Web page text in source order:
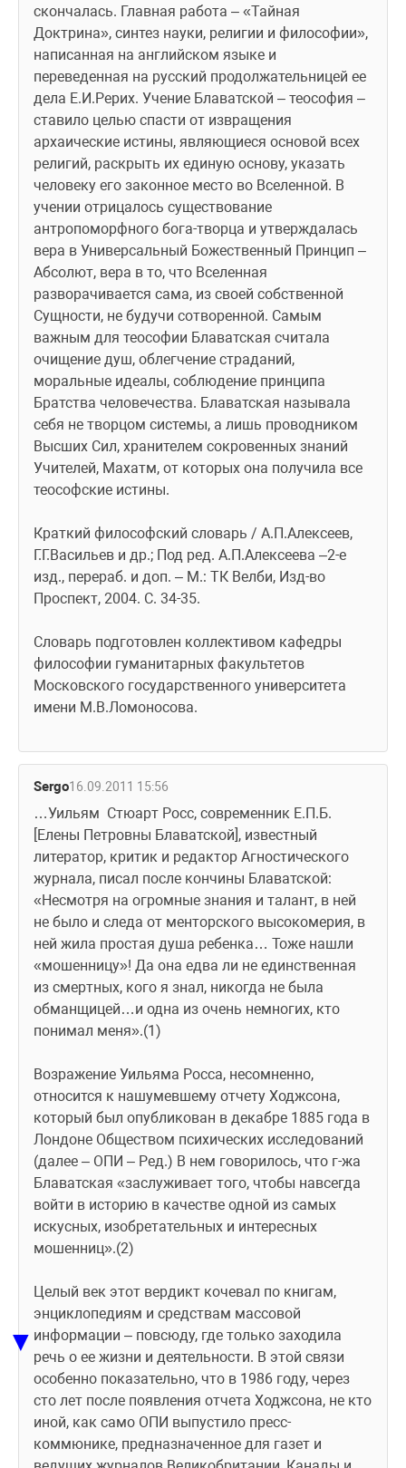
скончалась. Главная работа – «Тайная
Доктрина», синтез науки, религии и философии»,
написанная на английском языке и
переведенная на русский продолжательницей ее
дела Е.И.Рерих. Учение Блаватской – теософия –
ставило целью спасти от извращения
архаические истины, являющиеся основой всех
религий, раскрыть их единую основу, указать
человеку его законное место во Вселенной. В
учении отрицалось существование
антропоморфного бога-творца и утверждалась
вера в Универсальный Божественный Принцип –
Абсолют, вера в то, что Вселенная
разворачивается сама, из своей собственной
Сущности, не будучи сотворенной. Самым
важным для теософии Блаватская считала
очищение душ, облегчение страданий,
моральные идеалы, соблюдение принципа
Братства человечества. Блаватская называла
себя не творцом системы, а лишь проводником
Высших Сил, хранителем сокровенных знаний
Учителей, Махатм, от которых она получила все
теософские истины.
Краткий философский словарь / А.П.Алексеев,
Г.Г.Васильев и др.; Под ред. А.П.Алексеева –2-е
изд., перераб. и доп. – М.: ТК Велби, Изд-во
Проспект, 2004. С. 34-35.
Словарь подготовлен коллективом кафедры
философии гуманитарных факультетов
Московского государственного университета
имени М.В.Ломоносова.
Sergo16.09.2011 15:56
…Уильям  Стюарт Росс, современник Е.П.Б.
[Елены Петровны Блаватской], известный
литератор, критик и редактор Агностического
журнала, писал после кончины Блаватской:
«Несмотря на огромные знания и талант, в ней
не было и следа от менторского высокомерия, в
ней жила простая душа ребенка… Тоже нашли
«мошенницу»! Да она едва ли не единственная
из смертных, кого я знал, никогда не была
обманщицей…и одна из очень немногих, кто
понимал меня».(1)
Возражение Уильяма Росса, несомненно,
относится к нашумевшему отчету Ходжсона,
который был опубликован в декабре 1885 года в
Лондоне Обществом психических исследований
(далее – ОПИ – Ред.) В нем говорилось, что г-жа
Блаватская «заслуживает того, чтобы навсегда
войти в историю в качестве одной из самых
искусных, изобретательных и интересных
мошенниц».(2)
Целый век этот вердикт кочевал по книгам,
энциклопедиям и средствам массовой
информации – повсюду, где только заходила
речь о ее жизни и деятельности. В этой связи
особенно показательно, что в 1986 году, через
сто лет после появления отчета Ходжсона, не кто
иной, как само ОПИ выпустило пресс-
коммюнике, предназначенное для газет и
▼